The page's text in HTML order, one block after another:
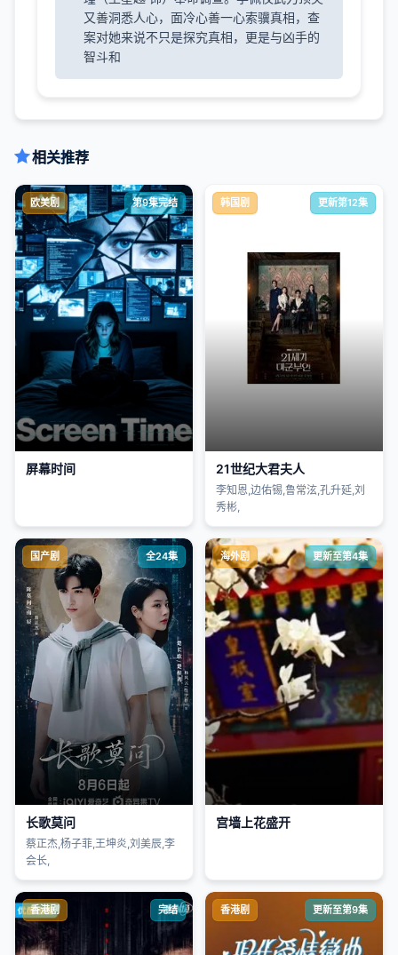
又善洞悉人心，面冷心善一心索骥真相，查
案对她来说不只是探究真相，更是与凶手的
智斗和
相关推荐
欧美剧 第9集完结
屏幕时间
韩国剧 更新第12集
21世纪大君夫人
李知恩,边佑锡,鲁常泫,孔升延,刘
秀彬,
国产剧 全24集
长歌莫问
蔡正杰,杨子菲,王坤炎,刘美辰,李
会长,
海外剧 更新至第4集
宫墙上花盛开
香港剧 完结 香港剧 更新至第9集